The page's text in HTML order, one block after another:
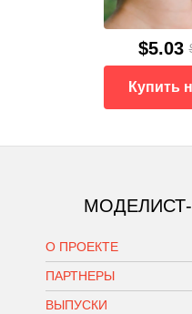
$5.03
Купить
О ПРОЕКТЕ
ПАРТНЕРЫ
ВЫПУСКИ